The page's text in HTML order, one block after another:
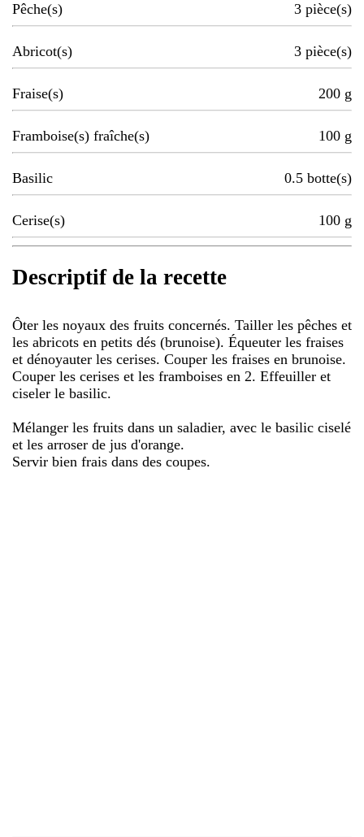
Pêche(s) 3 pièce(s)
Abricot(s) 3 pièce(s)
Fraise(s) 200 g
Framboise(s) fraîche(s) 100 g
Basilic 0.5 botte(s)
Cerise(s) 100 g
Descriptif de la recette
Ôter les noyaux des fruits concernés. Tailler les pêches et
les abricots en petits dés (brunoise). Équeuter les fraises
et dénoyauter les cerises. Couper les fraises en brunoise.
Couper les cerises et les framboises en 2. Effeuiller et
ciseler le basilic.
Mélanger les fruits dans un saladier, avec le basilic ciselé
et les arroser de jus d'orange.
Servir bien frais dans des coupes.